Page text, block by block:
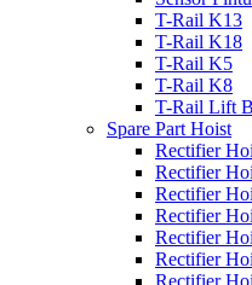
T-Rail K13
T-Rail K18
T-Rail K5
T-Rail K8
T-Rail Lift
Spare Part Hoist
Rectifier
Rectifier
Rectifier
Rectifier
Rectifier
Rectifier